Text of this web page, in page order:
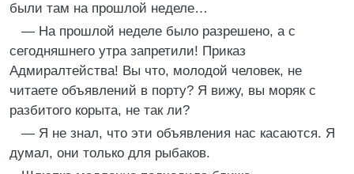
были там на прошлой неделе…
— На прошлой неделе было разрешено, а с
сегодняшнего утра запретили! Приказ
Адмиралтейства! Вы что, молодой человек, не
читаете объявлений в порту? Я вижу, вы моряк с
разбитого корыта, не так ли?
— Я не знал, что эти объявления нас касаются. Я
думал, они только для рыбаков.